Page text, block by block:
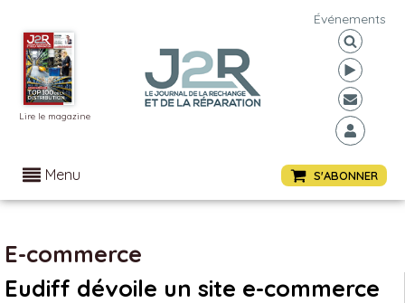
Lire le magazine
Événements
Menu S'ABONNER
E-commerce
Eudiff dévoile un site e-commerce